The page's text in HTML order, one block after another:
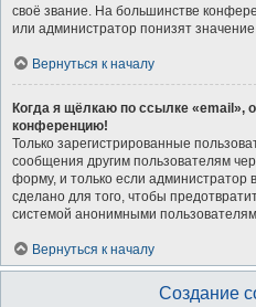
своё звание. На большинстве
или администратор понизят
Вернуться к началу
Когда я щёлкаю по ссылке «email»,
конференцию!
Только зарегистрированные
сообщения другим пользователям
форму, и только если администратор
сделано для того, чтобы
системой анонимными
Вернуться к началу
Создание